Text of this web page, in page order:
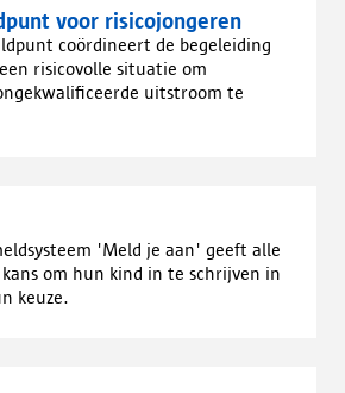
voor risicojongeren
coördineert de begeleiding
risicovolle situatie om
uitstroom te
'Meld je aan' geeft alle
om hun kind in te schrijven in
keuze.